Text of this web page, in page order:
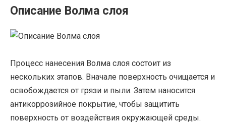
Описание Волма слоя
Процесс нанесения Волма слоя состоит из
нескольких этапов. Вначале поверхность очищается и
освобождается от грязи и пыли. Затем наносится
антикоррозийное покрытие, чтобы защитить
поверхность от воздействия окружающей среды.